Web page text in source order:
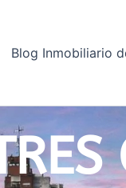
Blog Inmobiliario